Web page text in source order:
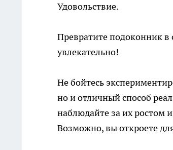
Удовольствие.
Превратите подоконник в
увлекательно!
Не бойтесь
но и отличный способ
наблюдайте за их ростом
Возможно, вы откроете